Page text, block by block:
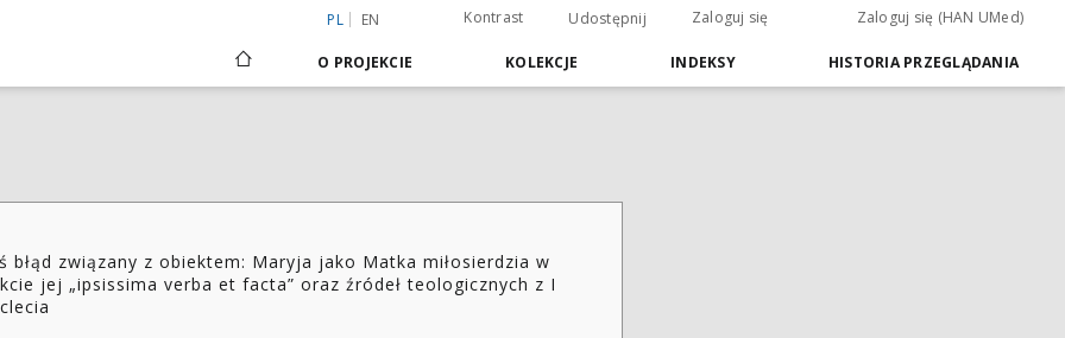
PL EN Kontrast Udostępnij Zaloguj się Zaloguj się (HAN UMed)
O PROJEKCIE KOLEKCJE INDEKSY HISTORIA PRZEGLĄDANIA
błąd związany z obiektem: Maryja jako Matka miłosierdzia w
jej „ipsissima verba et facta” oraz źródeł teologicznych z I